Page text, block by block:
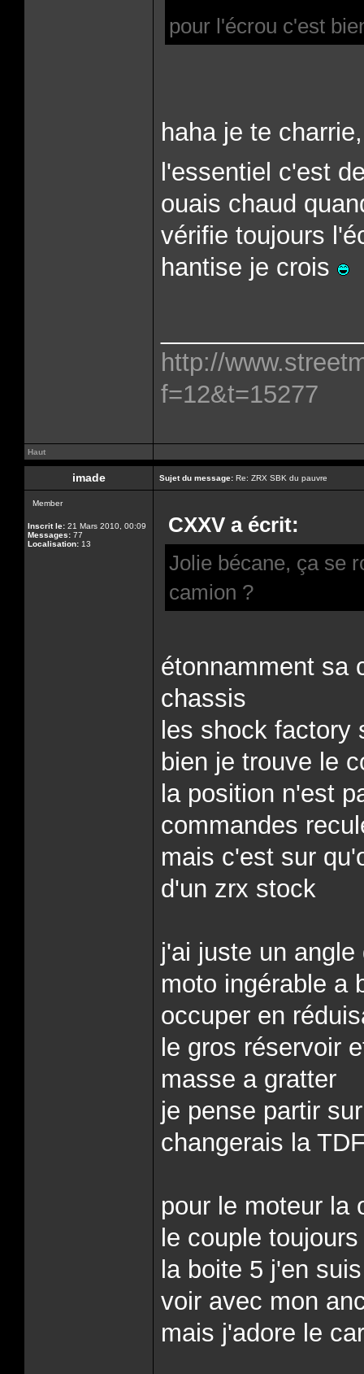
pour l'écrou c'est
haha je te
l'essentiel c'est
ouais chaud
vérifie toujours
hantise je crois
http://
f=12&t=15277
Haut
imade Sujet du message: Re: ZRX SBK du pauvre
Member
Inscrit le: 21 Mars 2010, 00:09
Messages: 77
Localisation: 13
CXXV a écrit:
Jolie bécane, ça se
camion ?
étonnamment sa
chassis
les shock factory
bien je trouve le
la position n'est
commandes
mais c'est sur
d'un zrx stock
j'ai juste un
moto ingérable a
occuper en
le gros réservoir
masse a gratter
je pense partir
changerais la
pour le moteur
le couple
la boite 5 j'en
voir avec mon
mais j'adore le